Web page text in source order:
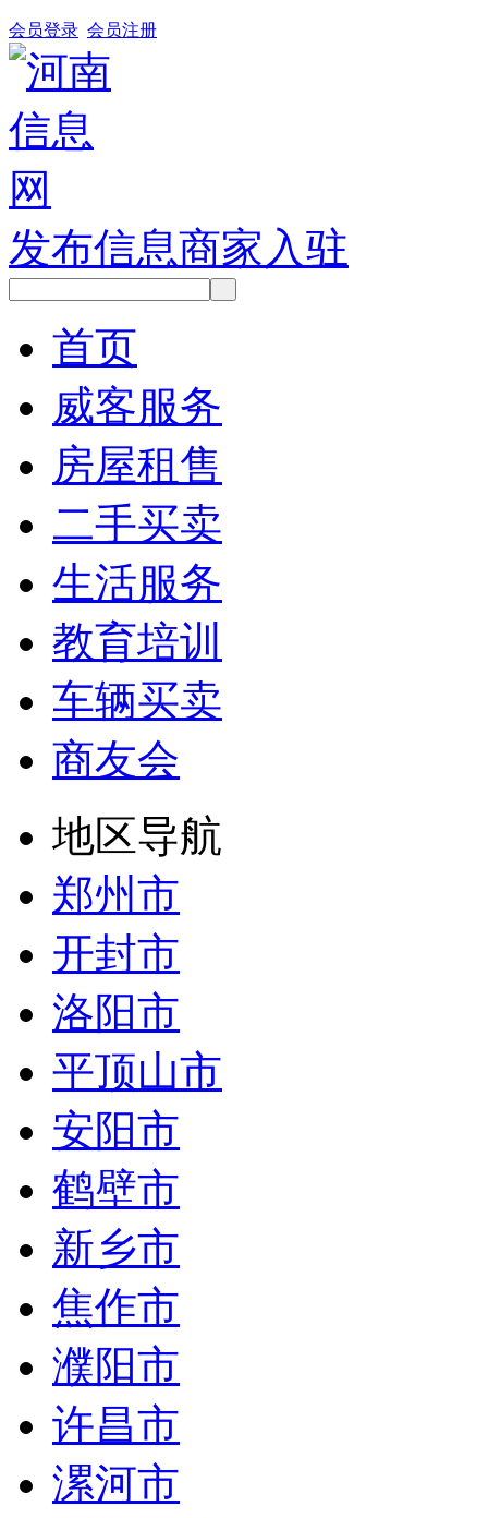
会员登录 会员注册
发布信息商家入驻
首页
威客服务
房屋租售
二手买卖
生活服务
教育培训
车辆买卖
商友会
地区导航
郑州市
开封市
洛阳市
平顶山市
安阳市
鹤壁市
新乡市
焦作市
濮阳市
许昌市
漯河市